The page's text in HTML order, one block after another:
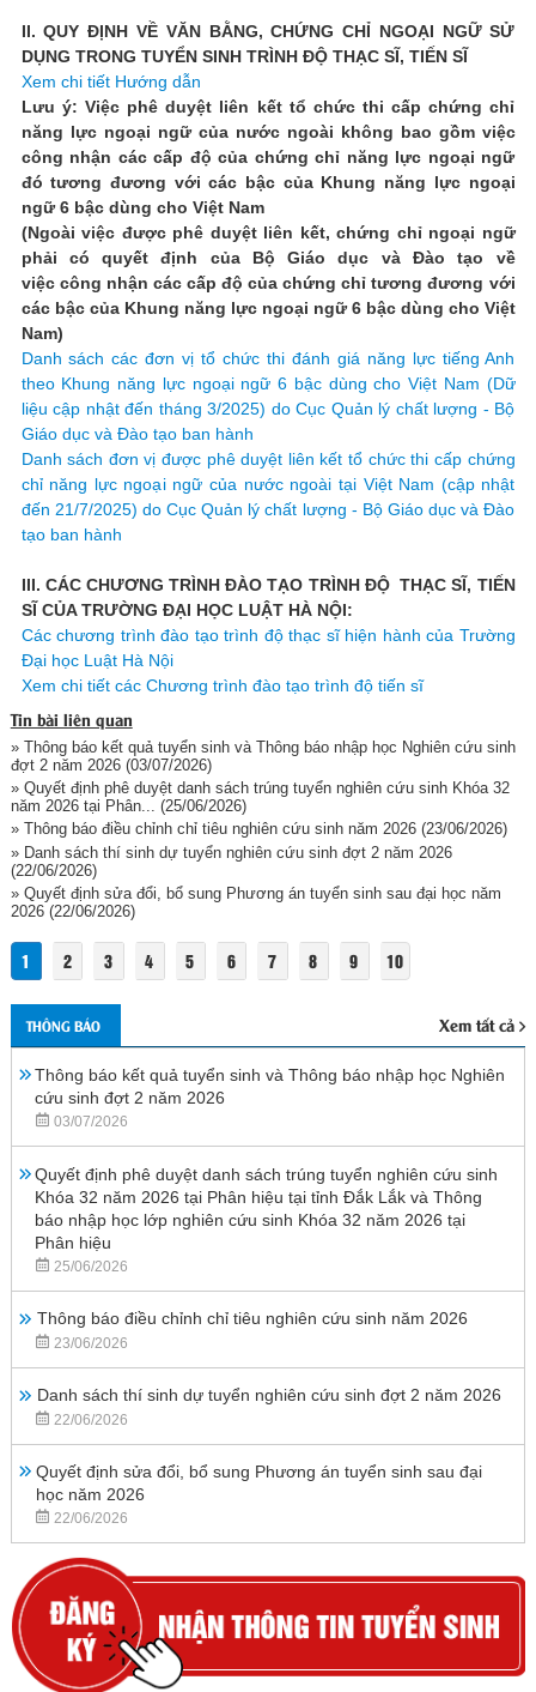
II. QUY ĐỊNH VỀ VĂN BẰNG, CHỨNG CHỈ NGOẠI NGỮ SỬ
DỤNG TRONG TUYỂN SINH TRÌNH ĐỘ THẠC SĨ, TIẾN SĨ
Xem chi tiết Hướng dẫn
Lưu ý: Việc phê duyệt liên kết tổ chức thi cấp chứng chỉ
năng lực ngoại ngữ của nước ngoài không bao gồm việc
công nhận các cấp độ của chứng chỉ năng lực ngoại ngữ
đó tương đương với các bậc của Khung năng lực ngoại
ngữ 6 bậc dùng cho Việt Nam
(Ngoài việc được phê duyệt liên kết, chứng chỉ ngoại ngữ
phải có quyết định của Bộ Giáo dục và Đào tạo về
việc công nhận các cấp độ của chứng chỉ tương đương với
các bậc của Khung năng lực ngoại ngữ 6 bậc dùng cho Việt
Nam)
Danh sách các đơn vị tổ chức thi đánh giá năng lực tiếng Anh
theo Khung năng lực ngoại ngữ 6 bậc dùng cho Việt Nam (Dữ
liệu cập nhật đến tháng 3/2025) do Cục Quản lý chất lượng - Bộ
Giáo dục và Đào tạo ban hành
Danh sách đơn vị được phê duyệt liên kết tổ chức thi cấp chứng
chỉ năng lực ngoại ngữ của nước ngoài tại Việt Nam (cập nhật
đến 21/7/2025) do Cục Quản lý chất lượng - Bộ Giáo dục và Đào
tạo ban hành
III. CÁC CHƯƠNG TRÌNH ĐÀO TẠO TRÌNH ĐỘ THẠC SĨ, TIẾN
SĨ CỦA TRƯỜNG ĐẠI HỌC LUẬT HÀ NỘI:
Các chương trình đào tạo trình độ thạc sĩ hiện hành của Trường
Đại học Luật Hà Nội
Xem chi tiết các Chương trình đào tạo trình độ tiến sĩ
Tin bài liên quan
» Thông báo kết quả tuyển sinh và Thông báo nhập học Nghiên cứu sinh
đợt 2 năm 2026(03/07/2026)
» Quyết định phê duyệt danh sách trúng tuyển nghiên cứu sinh Khóa 32
năm 2026 tại Phân... (25/06/2026)
» Thông báo điều chỉnh chỉ tiêu nghiên cứu sinh năm 2026(23/06/2026)
» Danh sách thí sinh dự tuyển nghiên cứu sinh đợt 2 năm 2026
(22/06/2026)
» Quyết định sửa đổi, bổ sung Phương án tuyển sinh sau đại học năm
2026(22/06/2026)
1 2 3 4 5 6 7 8 9 10
THÔNG BÁO Xem tất cả
Thông báo kết quả tuyển sinh và Thông báo nhập học Nghiên
cứu sinh đợt 2 năm 2026
03/07/2026
Quyết định phê duyệt danh sách trúng tuyển nghiên cứu sinh
Khóa 32 năm 2026 tại Phân hiệu tại tỉnh Đắk Lắk và Thông
báo nhập học lớp nghiên cứu sinh Khóa 32 năm 2026 tại
Phân hiệu
25/06/2026
Thông báo điều chỉnh chỉ tiêu nghiên cứu sinh năm 2026
23/06/2026
Danh sách thí sinh dự tuyển nghiên cứu sinh đợt 2 năm 2026
22/06/2026
Quyết định sửa đổi, bổ sung Phương án tuyển sinh sau đại
học năm 2026
22/06/2026